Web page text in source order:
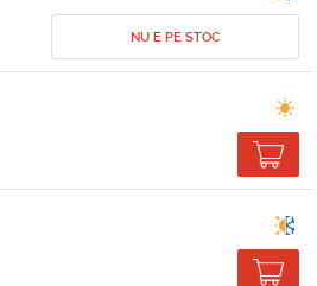
NU E PE STOC